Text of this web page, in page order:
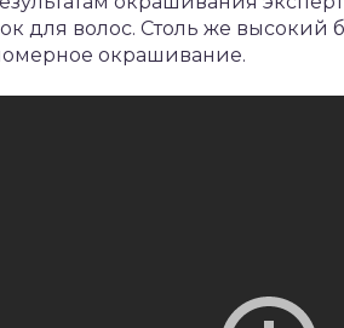
для волос. Столь же высокий
окрашивание.